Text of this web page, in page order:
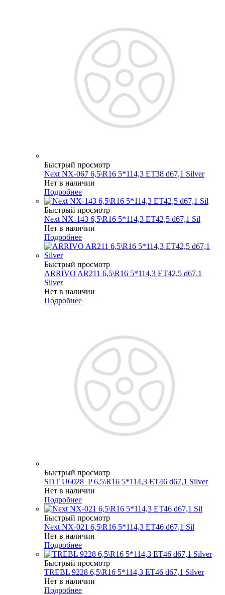
Быстрый просмотр
Next NX-067 6,5\R16 5*114,3 ET38 d67,1 Silver
Нет в наличии
Подробнее
Быстрый просмотр
Next NX-143 6,5\R16 5*114,3 ET42,5 d67,1 Sil
Нет в наличии
Подробнее
Быстрый просмотр
ARRIVO AR211 6,5\R16 5*114,3 ET42,5 d67,1
Silver
Нет в наличии
Подробнее
Быстрый просмотр
SDT U6028_P 6,5\R16 5*114,3 ET46 d67,1 Silver
Нет в наличии
Подробнее
Быстрый просмотр
Next NX-021 6,5\R16 5*114,3 ET46 d67,1 Sil
Нет в наличии
Подробнее
Быстрый просмотр
TREBL 9228 6,5\R16 5*114,3 ET46 d67,1 Silver
Нет в наличии
Подробнее